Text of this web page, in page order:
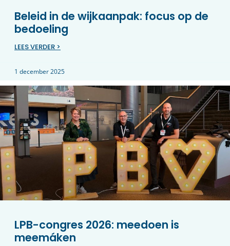
Beleid in de wijkaanpak: focus op de
bedoeling
LEES VERDER >
1 december 2025
LPB-congres 2026: meedoen is
meemáken